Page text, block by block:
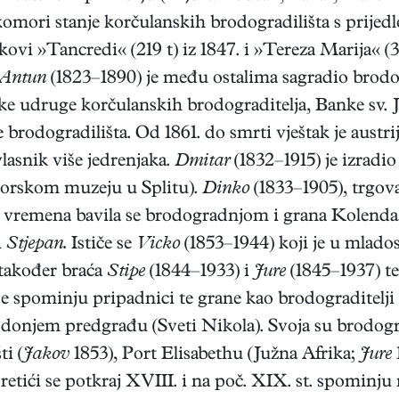
stanje korčulanskih brodogradilišta s
»Tancredi« (219 t) iz 1847. i »Tereza Marija«
(1823–1890) je među ostalima sagradio
udruge korčulanskih brodograditelja, Banke
brodogradilišta. Od 1861. do smrti vještak je
više jedrenjaka. Dmitar(1832–1915) je
muzeju u Splitu). Dinko(1833–1905),
bavila se brodogradnjom i grana
Stjepan. Ističe se Vicko(1853–1944) koji je u
braća Stipe (1844–1933) iJure (1845–1937)
spominju pripadnici te grane kao
predgrađu (Sveti Nikola). Svoja su
(Jakov 1853), Port Elisabethu (Južna Afrika;Jure
se potkraj XVIII. i na poč. XIX. st. spominju